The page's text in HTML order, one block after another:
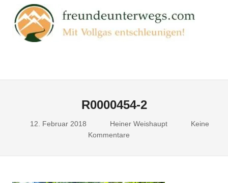
Inhalt
springen
R0000454-2
12. Februar 2018 Heiner Weishaupt
Keine
Kommentare